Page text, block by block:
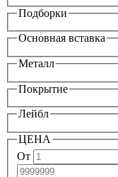
Подборки
Основная вставка
Металл
Покрытие
Лейбл
ЦЕНА
От